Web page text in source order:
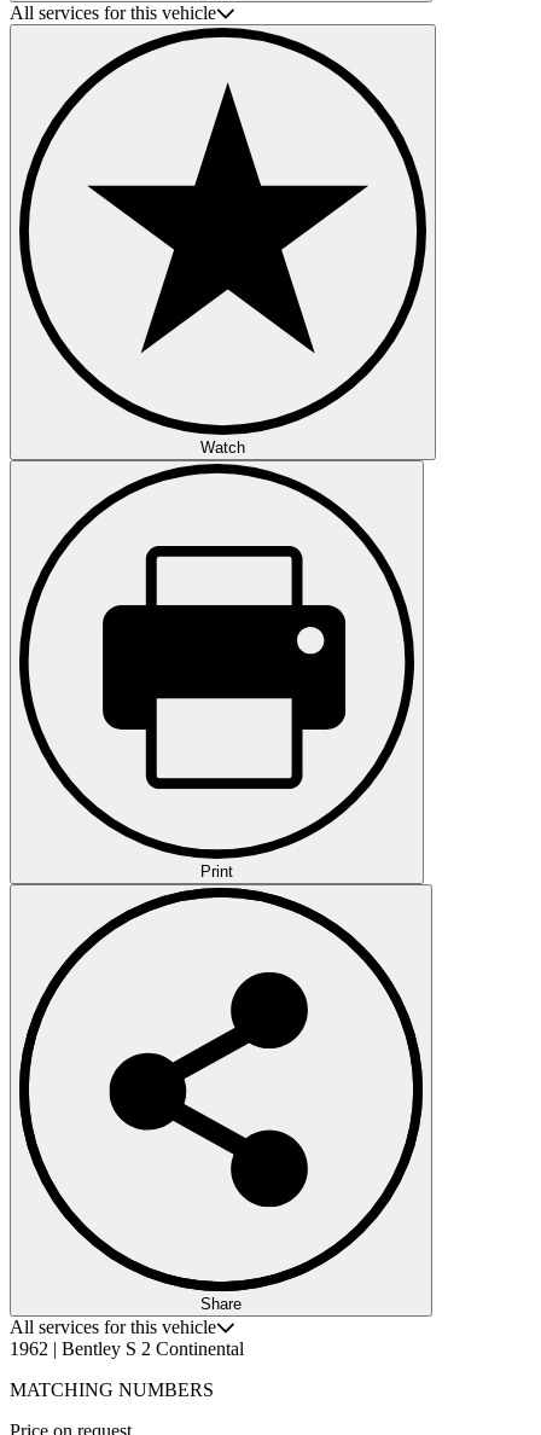
All services for this vehicle
Watch
Print
Share
All services for this vehicle
1962 | Bentley S 2 Continental
MATCHING NUMBERS
Price on request